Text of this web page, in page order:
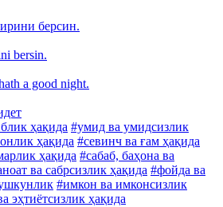
берсин.
bersin.
a good night.
ҳақида #умид ва умидсизлик
ҳақида #севинч ва ғам ҳақида
ҳақида #сабаб, баҳона ва
ва сабрсизлик ҳақида #фойда ва
#имкон ва имконсизлик
эҳтиётсизлик ҳақида